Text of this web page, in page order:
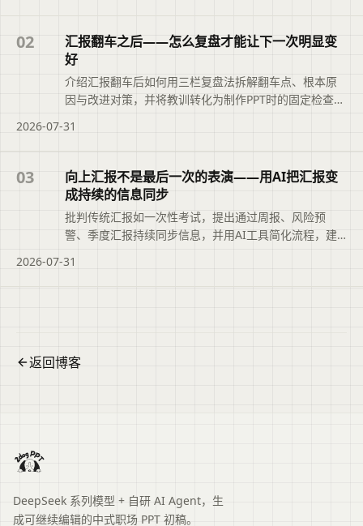
02
汇报翻车之后——怎么复盘才能让下一次明显变
好
介绍汇报翻车后如何用三栏复盘法拆解翻车点、根本原
因与改进对策，并将教训转化为制作PPT时的固定检查步
2026-07-31
03
向上汇报不是最后一次的表演——用AI把汇报变
成持续的信息同步
批判传统汇报如一次性考试，提出通过周报、风险预
警、季度汇报持续同步信息，并用AI工具简化流程，建
2026-07-31
返回博客
DeepSeek 系列模型 + 自研 AI Agent，生
成可继续编辑的中式职场 PPT 初稿。